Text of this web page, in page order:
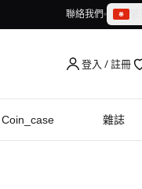
聯絡我們
繁體中
登入 / 註冊
Coin_case 雜誌